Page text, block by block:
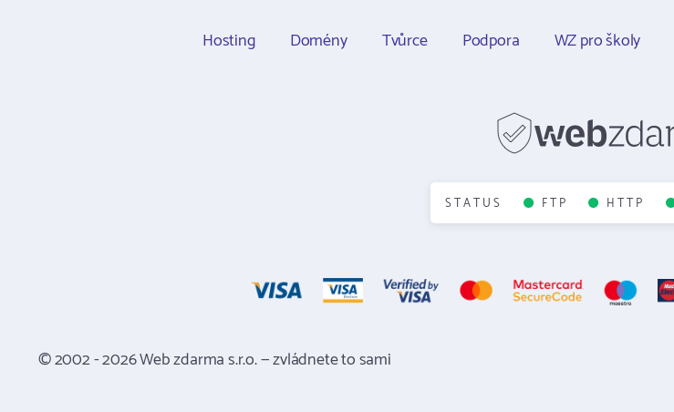
Hosting Domény Tvůrce Podpora WZ pro školy
STATUS FTP HTTP
© 2002 - 2026 Web zdarma s.r.o. — zvládnete to sami